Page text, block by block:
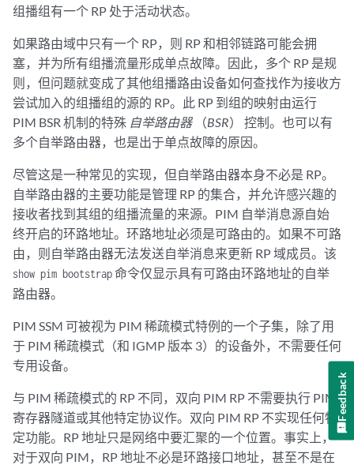
组播组有一个 RP 处于活动状态。
如果路由域中只有一个 RP，则 RP 和相邻链路可能会拥
塞，并为所有组播流量形成单点故障。因此，多个 RP 是规
则，但问题就变成了其他组播路由设备如何查找作为接收方
尝试加入的组播组的源的 RP。此 RP 到组的映射由运行
PIM BSR 机制的特殊 自举路由器（BSR） 控制。也可以有
多个自举路由器，也是出于单点故障的原因。
尽管这是一种常见的实现，但自举路由器本身不必是 RP。
自举路由器的主要功能是管理 RP 的集合，并允许感兴趣的
接收者找到其组的组播流量的来源。PIM 自举消息源自始
终开启的环路地址。环路地址必须是可路由的。如果不可路
由，则自举路由器无法发送自举消息来更新 RP 域成员。该
show pim bootstrap命令仅显示具有可路由环路地址的自举
路由器。
PIM SSM 可被视为 PIM 稀疏模式特例的一个子集，除了用
于 PIM 稀疏模式（和 IGMP 版本 3）的设备外，不需要任何
专用设备。
与 PIM 稀疏模式的 RP 不同，双向 PIM RP 不需要执行 PIM
寄存器隧道或其他特定协议作。双向 PIM RP 不实现任何特
定功能。RP 地址只是网络中要汇聚的一个位置。事实上，
对于双向 PIM，RP 地址不必是环路接口地址，甚至不是在
Feedback